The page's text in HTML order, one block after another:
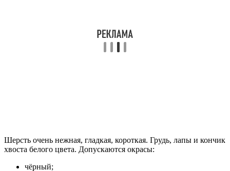
Шерсть очень нежная, гладкая, короткая. Грудь, лапы и кончик
хвоста белого цвета. Допускаются окрасы:
чёрный;